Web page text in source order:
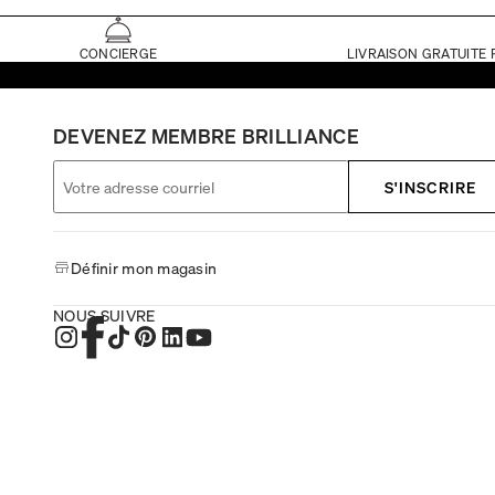
CONCIERGE LIVRAISON GRATUITE
DEVENEZ MEMBRE BRILLIANCE
S'INSCRIRE
Définir mon magasin
NOUS SUIVRE